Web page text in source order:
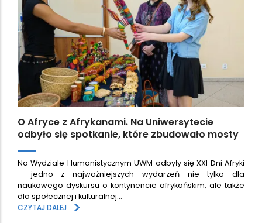
O Afryce z Afrykanami. Na Uniwersytecie
odbyło się spotkanie, które zbudowało mosty
Na Wydziale Humanistycznym UWM odbyły się XXI Dni Afryki
– jedno z najważniejszych wydarzeń nie tylko dla
naukowego dyskursu o kontynencie afrykańskim, ale także
dla społecznej i kulturalnej…
CZYTAJ DALEJ
>